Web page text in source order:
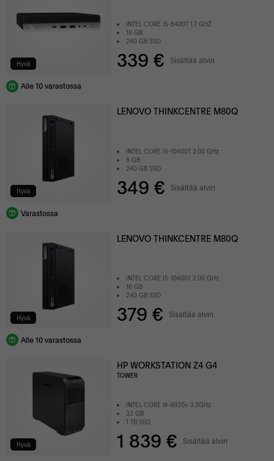
Hyvä
INTEL CORE I5-8400T 1.7 GHZ
16 GB
240 GB SSD
339 € Sisältää alvin
Alle 10 varastossa
Hyvä
LENOVO THINKCENTRE M80Q
INTEL CORE I5-10400T 2.00 GHz
8 GB
240 GB SSD
349 € Sisältää alvin
Varastossa
Hyvä
LENOVO THINKCENTRE M80Q
INTEL CORE I5-10400T 2.00 GHz
16 GB
240 GB SSD
379 € Sisältää alvin
Alle 10 varastossa
Hyvä
HP WORKSTATION Z4 G4
TOWER
INTEL CORE i9-9920x 3.2GHz
32 GB
1 TB SSD
1 839 € Sisältää alvin